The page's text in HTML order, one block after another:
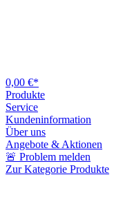
0,00 €*
Produkte
Service
Kundeninformation
Über uns
Angebote & Aktionen
🚨 Problem melden
Zur Kategorie Produkte